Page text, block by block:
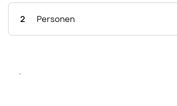
2 Personen